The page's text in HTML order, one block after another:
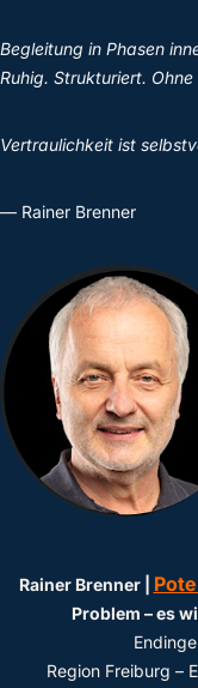
Begleitung in Phasen
Ruhig. Strukturiert. Ohne
Vertraulichkeit ist
— Rainer Brenner
Rainer Brenner |
Problem – es
Region Freiburg –